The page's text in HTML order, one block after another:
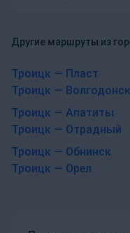
Другие маршруты из
Троицк — Пласт
Троицк — Волгодонск
Троицк — Апатиты
Троицк — Отрадный
Троицк — Обнинск
Троицк — Орел